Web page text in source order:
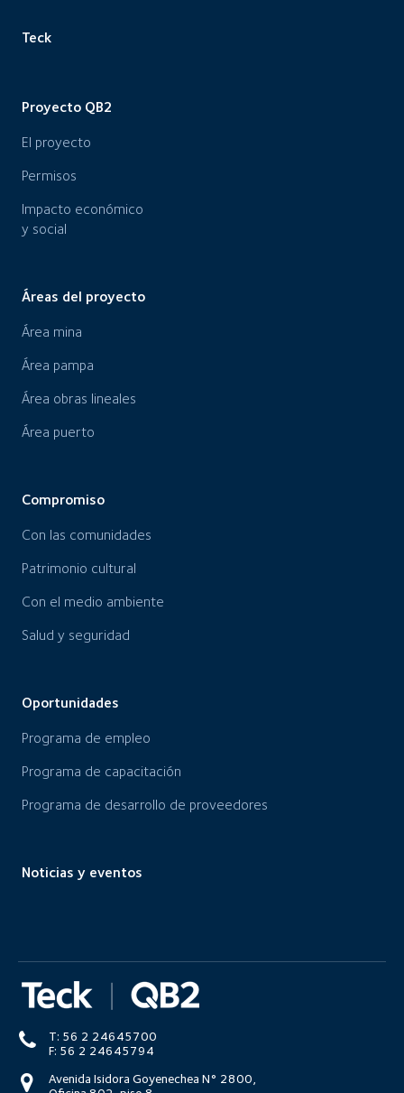
Teck
Proyecto QB2
El proyecto
Permisos
Impacto económico
y social
Áreas del proyecto
Área mina
Área pampa
Área obras lineales
Área puerto
Compromiso
Con las comunidades
Patrimonio cultural
Con el medio ambiente
Salud y seguridad
Oportunidades
Programa de empleo
Programa de capacitación
Programa de desarrollo de proveedores
Noticias y eventos
T: 56 2 24645700
F: 56 2 24645794
Avenida Isidora Goyenechea N° 2800,